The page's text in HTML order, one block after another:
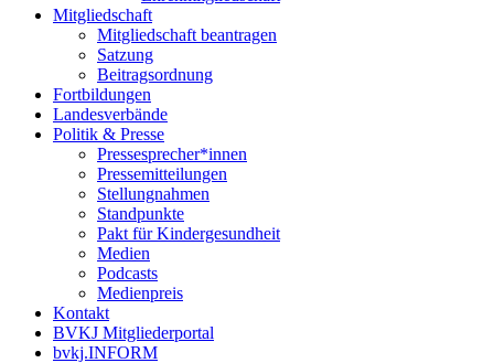
Mitgliedschaft
Mitgliedschaft beantragen
Satzung
Beitragsordnung
Fortbildungen
Landesverbände
Politik & Presse
Pressesprecher*innen
Pressemitteilungen
Stellungnahmen
Standpunkte
Pakt für Kindergesundheit
Medien
Podcasts
Medienpreis
Kontakt
BVKJ Mitgliederportal
bvkj.INFORM